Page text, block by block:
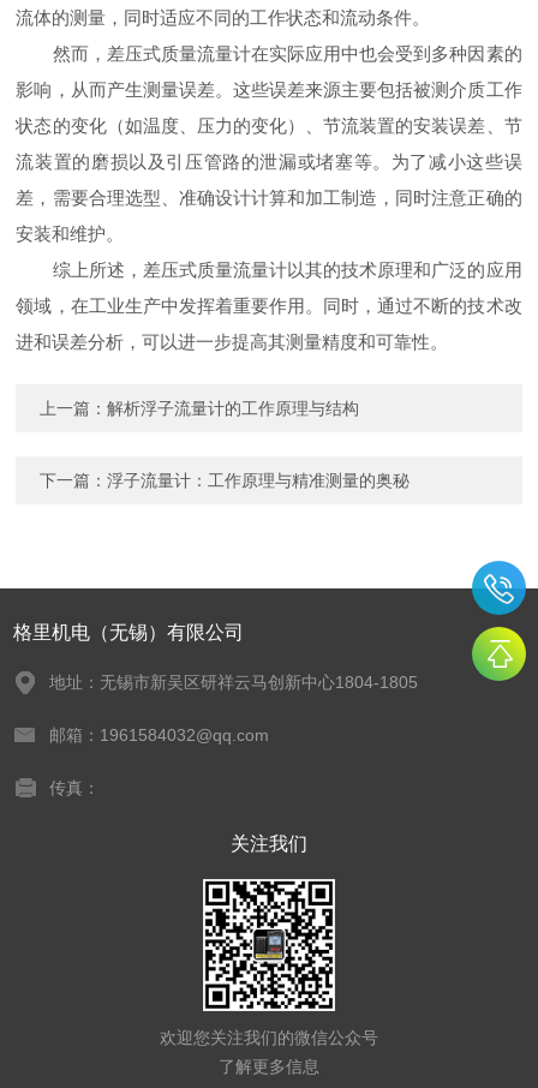
流体的测量，同时适应不同的工作状态和流动条件。
然而，差压式质量流量计在实际应用中也会受到多种因素的
影响，从而产生测量误差。这些误差来源主要包括被测介质工作
状态的变化（如温度、压力的变化）、节流装置的安装误差、节
流装置的磨损以及引压管路的泄漏或堵塞等。为了减小这些误
差，需要合理选型、准确设计计算和加工制造，同时注意正确的
安装和维护。
综上所述，差压式质量流量计以其的技术原理和广泛的应用
领域，在工业生产中发挥着重要作用。同时，通过不断的技术改
进和误差分析，可以进一步提高其测量精度和可靠性。
上一篇：解析浮子流量计的工作原理与结构
下一篇：浮子流量计：工作原理与精准测量的奥秘
格里机电（无锡）有限公司
地址：无锡市新吴区研祥云马创新中心1804-1805
邮箱：1961584032@qq.com
传真：
关注我们
欢迎您关注我们的微信公众号
了解更多信息